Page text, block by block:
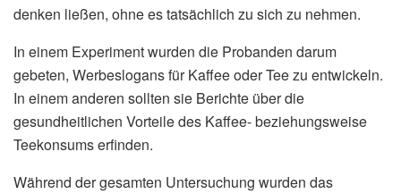
denken ließen, ohne es tatsächlich zu sich zu nehmen.
In einem Experiment wurden die Probanden darum
gebeten, Werbeslogans für Kaffee oder Tee zu entwickeln.
In einem anderen sollten sie Berichte über die
gesundheitlichen Vorteile des Kaffee- beziehungsweise
Teekonsums erfinden.
Während der gesamten Untersuchung wurden das